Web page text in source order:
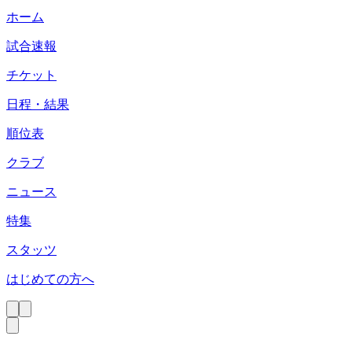
ホーム
試合速報
チケット
日程・結果
順位表
クラブ
ニュース
特集
スタッツ
はじめての方へ